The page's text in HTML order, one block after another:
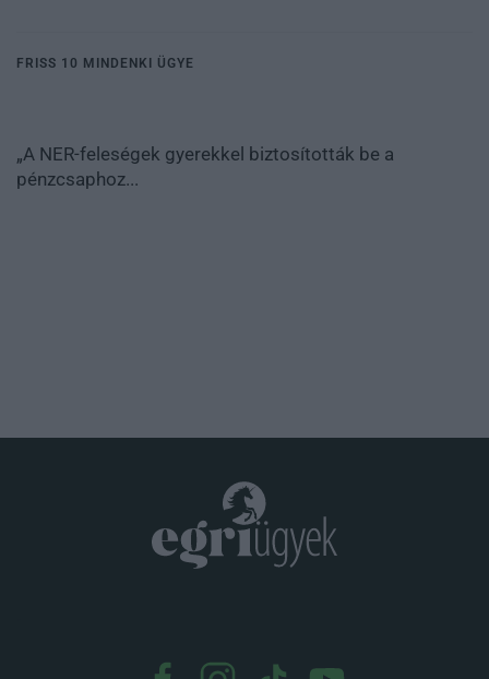
FRISS 10 MINDENKI ÜGYE
be a